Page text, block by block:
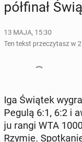
pół­fi­nał
13 MAJA, 15:30
Ten tekst przeczytasz w
Iga Świątek
Pegulą 6:1, 6:2 i
ju rangi WTA
Rzymie.